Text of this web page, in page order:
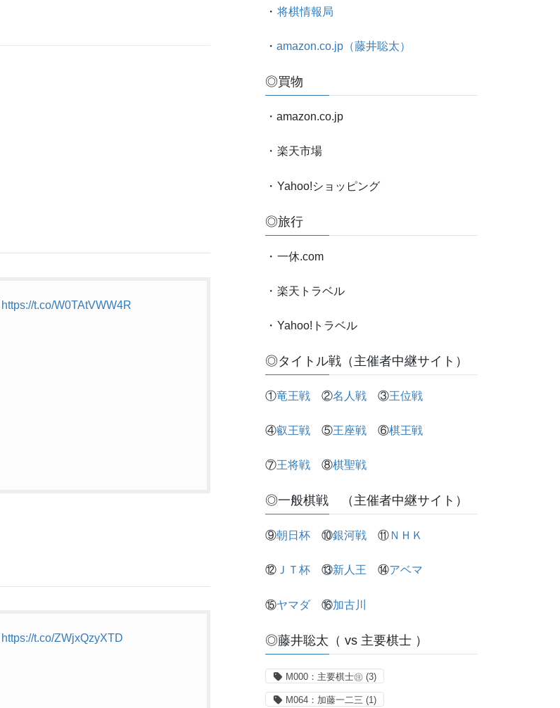
https://t.co/W0TAtVWW4R
https://t.co/ZWjxQzyXTD
局
報
・ 将棋情報局
・amazon.co.jp（藤井聡太）
◎買物
・amazon.co.jp
・ 楽天市場
・ Yahoo!ショッピング
◎旅行
・ 一休.com
・ 楽天トラベル
・ Yahoo!トラベル
◎タイトル戦（主催者中継サイト）
①竜王戦 ②名人戦 ③王位戦
④叡王戦 ⑤王座戦 ⑥棋王戦
⑦王将戦 ⑧棋聖戦
◎一般棋戦 （主催者中継サイト）
⑨朝日杯 ⑩銀河戦 ⑪ ＮＨＫ
⑫ ＪＴ杯 ⑬新人王 ⑭アベマ
⑮ヤマダ⑯加古川
◎藤井聡太（ vs 主要棋士 ）
M000：主要棋士㊟ (3)
M064：加藤一二三 (1)